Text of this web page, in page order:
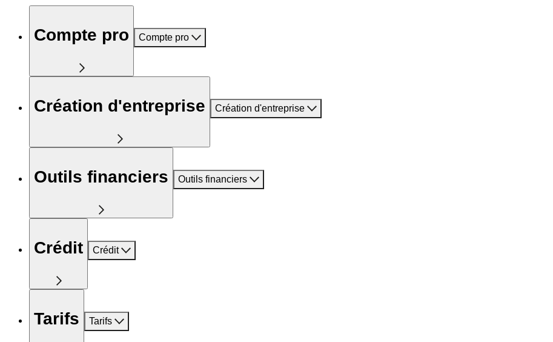
Compte pro Compte pro
Création d'entreprise Création d'entreprise
Outils financiers Outils financiers
Crédit Crédit
Tarifs Tarifs